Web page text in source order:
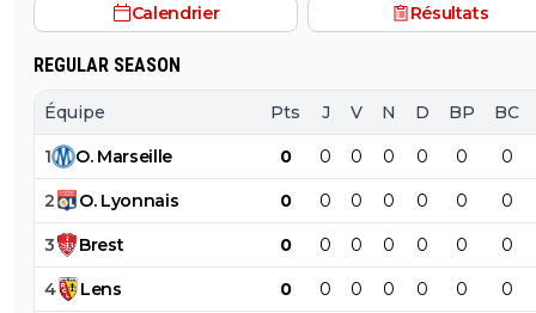
Calendrier Résultats
REGULAR SEASON
Équipe Pts J V N D BP BC
1 O. Marseille 0 0 0 0 0 0 0
2 O. Lyonnais 0 0 0 0 0 0 0
3 Brest 0 0 0 0 0 0 0
4 Lens 0 0 0 0 0 0 0